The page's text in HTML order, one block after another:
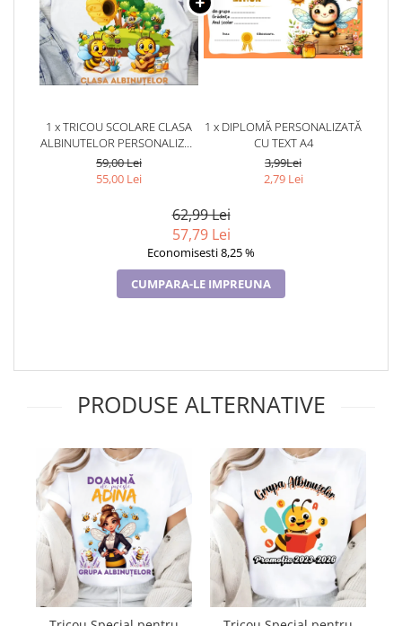
1 x TRICOU SCOLARE CLASA
ALBINUTELOR PERSONALIZAT
PENTRU ABSOLVENTI DE
SCOALA SAU GRADINITA
59,00 Lei
55,00 Lei
1 x DIPLOMĂ PERSONALIZATĂ
CU TEXT A4
3,99Lei
2,79 Lei
62,99 Lei
57,79 Lei
Economisesti 8,25 %
CUMPARA-LE IMPREUNA
PRODUSE ALTERNATIVE